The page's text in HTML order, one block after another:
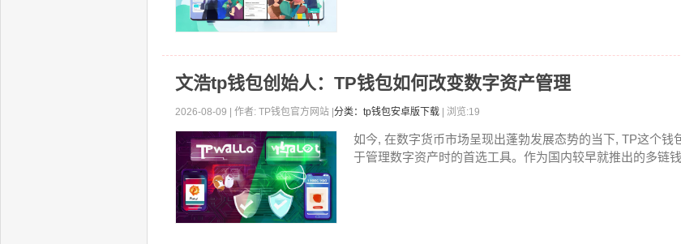
文浩tp钱包创始人：TP钱包如何改变数字资产管理
2026-08-09 | 作者: TP钱包官方网站 | 分类：tp钱包安卓版下载 | 浏览:19
如今, 在数字货币市场呈现出蓬勃发展态势的当下, TP这个钱
于管理数字资产时的首选工具。作为国内较早就推出的多链